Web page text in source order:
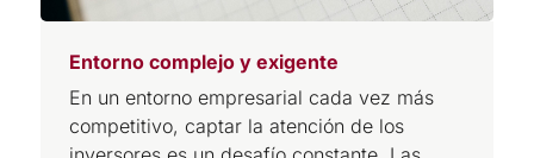
Entorno complejo y exigente
En un entorno empresarial cada vez más
competitivo, captar la atención de los